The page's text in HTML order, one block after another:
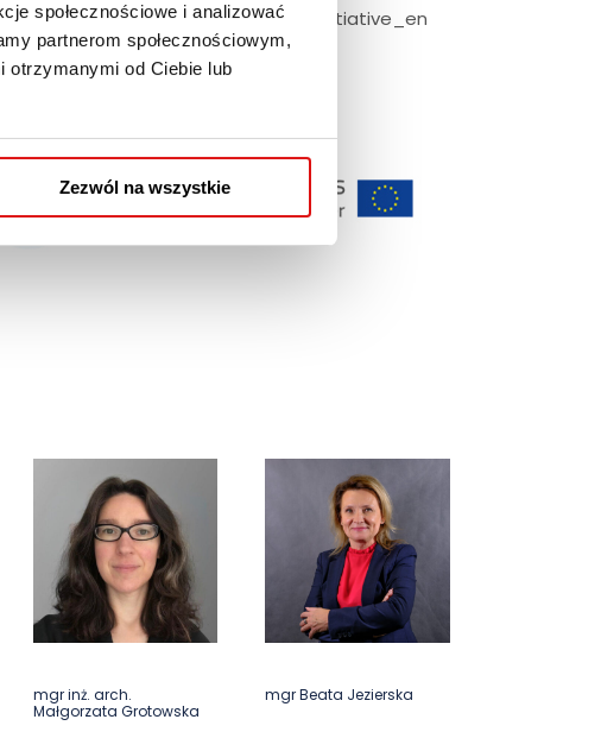
społecznościowe i analizować
partnerom społecznościowym,
otrzymanymi od Ciebie lub
Zezwól na wszystkie
bauhaus.europa.eu/about/about-initiative_en
mgr inż. arch.
Małgorzata Grotowska
mgr Beata Jezierska